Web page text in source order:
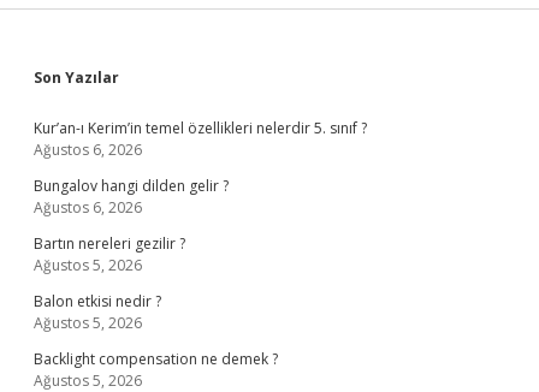
Sidebar
Son Yazılar
Kur’an-ı Kerim’in temel özellikleri nelerdir 5. sınıf ?
Ağustos 6, 2026
Bungalov hangi dilden gelir ?
Ağustos 6, 2026
Bartın nereleri gezilir ?
Ağustos 5, 2026
Balon etkisi nedir ?
Ağustos 5, 2026
Backlight compensation ne demek ?
Ağustos 5, 2026